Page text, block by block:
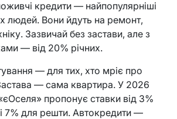
кредити — найпопулярніші
людей. Вони йдуть на ремонт,
Зазвичай без застави, але з
— від 20% річних.
— для тих, хто мріє про
— сама квартира. У 2026
пропонує ставки від 3%
7% для решти. Автокредити —